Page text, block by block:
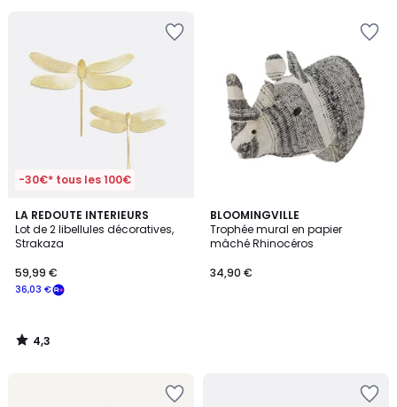
-30€* tous les 100€
LA REDOUTE INTERIEURS
Lot de 2 libellules décoratives,
Strakaza
36,03 €
59,99 €
4,3
/ 5
4,3
/
BLOOMINGVILLE
Trophée mural en papier
mâché Rhinocéros
34,90 €